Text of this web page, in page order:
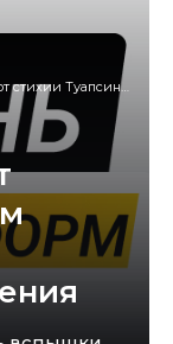
начали вакцинацию населения